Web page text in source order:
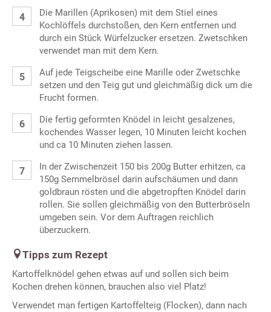
Die Marillen (Aprikosen) mit dem Stiel eines
Kochlöffels durchstoßen, den Kern entfernen und
durch ein Stück Würfelzucker ersetzen. Zwetschken
verwendet man mit dem Kern.
Auf jede Teigscheibe eine Marille oder Zwetschke
setzen und den Teig gut und gleichmäßig dick um die
Frucht formen.
Die fertig geformten Knödel in leicht gesalzenes,
kochendes Wasser legen, 10 Minuten leicht kochen
und ca 10 Minuten ziehen lassen.
In der Zwischenzeit 150 bis 200g Butter erhitzen, ca
150g Semmelbrösel darin aufschäumen und dann
goldbraun rösten und die abgetropften Knödel darin
rollen. Sie sollen gleichmäßig von den Butterbröseln
umgeben sein. Vor dem Auftragen reichlich
überzuckern.
Tipps zum Rezept
Kartoffelknödel gehen etwas auf und sollen sich beim
Kochen drehen können, brauchen also viel Platz!
Verwendet man fertigen Kartoffelteig (Flocken), dann nach